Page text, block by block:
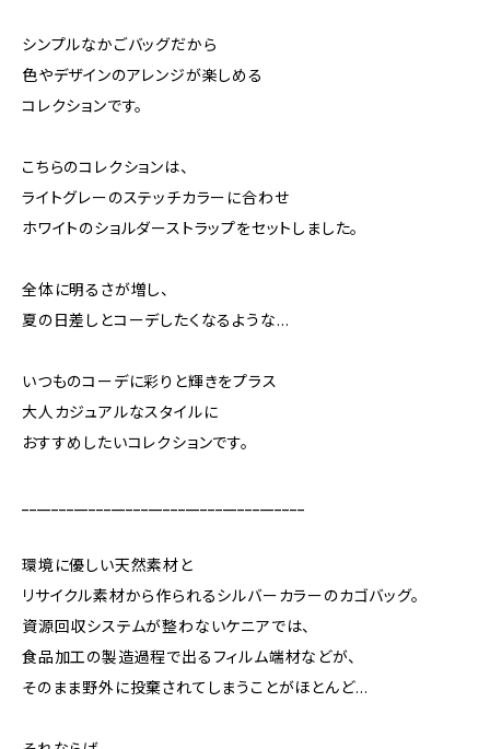
シンプルなかごバッグだから
色やデザインのアレンジが楽しめる
コレクションです。
こちらのコレクションは、
ライトグレーのステッチカラーに合わせ
ホワイトのショルダーストラップをセットしました。
全体に明るさが増し、
夏の日差しとコーデしたくなるような…
いつものコーデに彩りと輝きをプラス
大人カジュアルなスタイルに
おすすめしたいコレクションです。
環境に優しい天然素材と
リサイクル素材から作られるシルバーカラーのカゴバッグ。
資源回収システムが整わないケニアでは、
食品加工の製造過程で出るフィルム端材などが、
そのまま野外に投棄されてしまうことがほとんど…